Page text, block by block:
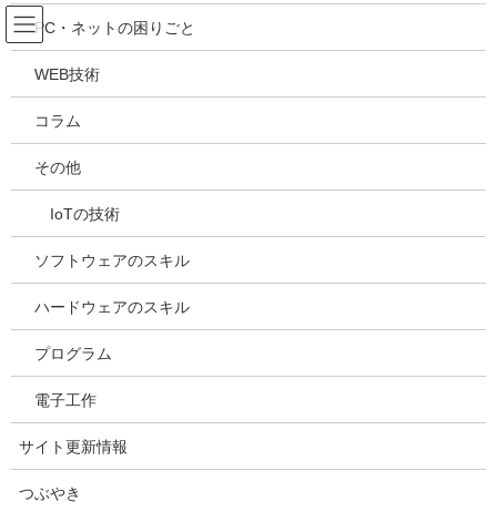
コ
ン
テ
ツ
ス
ッ
ナ
ビ
ゲ
シ
ン
移
吉川万能ＩＴ研究所
メディア
HOME
2021年5月25日
20210525160134
PC・ネットの困りごと
WEB技術
コラム
その他
IoTの技術
ソフトウェアのスキル
ハードウェアのスキル
プログラム
電子工作
サイト更新情報
つぶやき